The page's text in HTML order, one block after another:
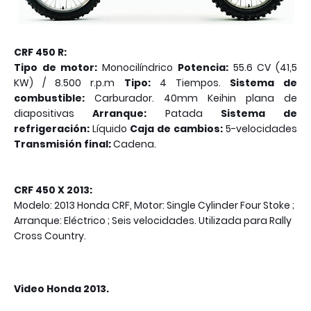
CRF 450 R:
Tipo de motor:Monocilíndrico Potencia:55.6CV (41,5
KW) / 8.500 r.p.m Tipo: 4 Tiempos.
Sistema de
combustible: Carburador. 40mm Keihin plana de
diapositivas Arranque: Patada Sistema de
refrigeración: Líquido Caja de cambios: 5-velocidades
Transmisión final:Cadena.
CRF 450 X 2013:
Modelo: 2013 Honda CRF, Motor: Single Cylinder Four Stoke ;
Arranque: Eléctrico ; Seis velocidades. Utilizada para Rally
Cross Country.
Video Honda 2013.